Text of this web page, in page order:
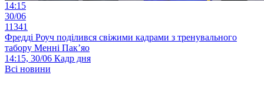
14:15
30/06
11341
Фредді Роуч поділився свіжими кадрами з тренувального
табору Менні Пак’яо
14:15, 30/06 Кадр дня
Всі новини